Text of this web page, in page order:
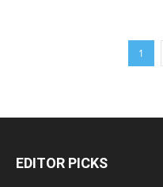
1
EDITOR PICKS